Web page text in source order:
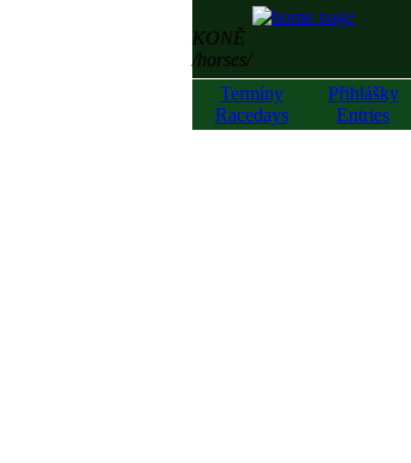
KONĚ
/horses/
Termíny
Racedays
Přihlášky
Entries